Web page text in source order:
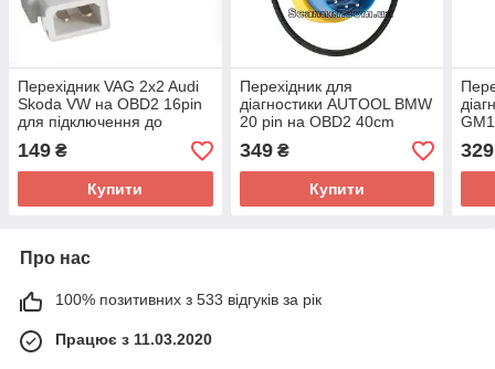
Перехідник VAG 2x2 Audi
Skoda VW на OBD2 16pin
для підключення до
діагностики авто VAG
149 ₴
Купити
Перехідник для
діагностики AUTOOL BMW
20 pin на OBD2 40cm
349₴
Купити
на
329
Про нас
100% позитивних з 533 відгуків за рік
Працює з 11.03.2020